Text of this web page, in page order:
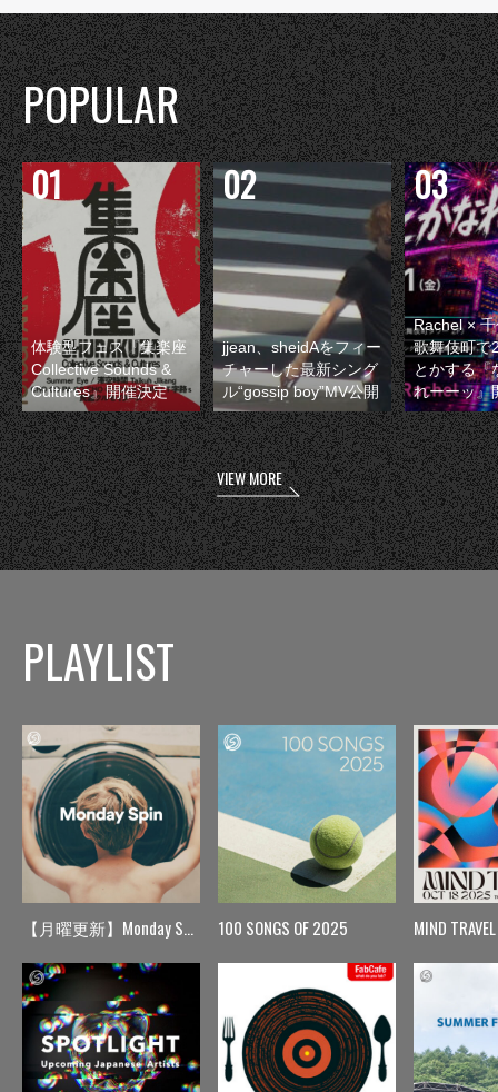
POPULAR
体験型フェス『集楽座
Collective Sounds &
Cultures』開催決定
jjean、sheidAをフィー
チャーした最新シング
ル“gossip boy”MV公開
Rachel ×
歌舞伎町で
とかする『
れーーッ』
VIEW MORE
PLAYLIST
【月曜更新】Monday Spin 100 SONGS OF 2025 MIND TRAVEL